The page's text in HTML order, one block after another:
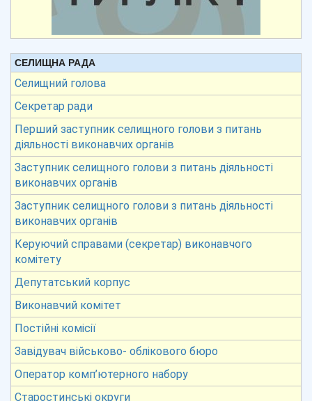
СЕЛИЩНА РАДА
Селищний голова
Секретар ради
Перший заступник селищного голови з питань
діяльності виконавчих органів
Заступник селищного голови з питань діяльності
виконавчих органів
Заступник селищного голови з питань діяльності
виконавчих органів
Керуючий справами (секретар) виконавчого
комітету
Депутатський корпус
Виконавчий комітет
Постійні комісії
Завідувач військово- облікового бюро
Оператор комп’ютерного набору
Старостинські округи